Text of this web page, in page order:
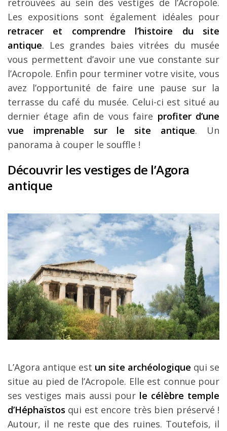
Les expositions sont également idéales pour
retracer et comprendre l’histoire du site
antique. Les grandes baies vitrées du musée
vous permettent d’avoir une vue constante sur
l’Acropole. Enfin pour terminer votre visite, vous
avez l’opportunité de faire une pause sur la
terrasse du café du musée. Celui-ci est situé au
dernier étage afin de vous faire profiter d’une
vue imprenable sur le site antique. Un
panorama à couper le souffle !
Découvrir les vestiges de l’Agora
antique
L’Agora antique est un site archéologique qui se
situe au pied de l’Acropole. Elle est connue pour
ses vestiges mais aussi pour le célèbre temple
d’Héphaïstos qui est encore très bien préservé !
Autour, il ne reste que des ruines. Toutefois, il